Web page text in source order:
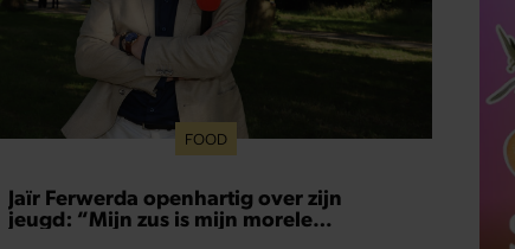
FOOD
Jaïr Ferwerda openhartig over zijn
jeugd: “Mijn zus is mijn morele